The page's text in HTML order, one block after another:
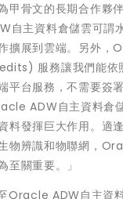
甲骨文的長期合作夥
自主資料倉儲雲可謂
擴展到雲端。另外
服務讓我們能依
平台服務，不需要簽
ADW自主資料倉
料發揮巨大作用。適
物辨識和物聯網，
至關重要。」
Oracle ADW自主資